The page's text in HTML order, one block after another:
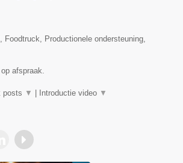
Foodtruck, Productionele ondersteuning,
afspraak.
posts ▼ Introductie video ▼